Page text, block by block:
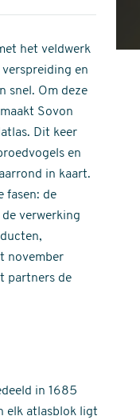
het veldwerk
en
snel. Om deze
Sovon
Dit keer
en
in kaart.
fasen: de
verwerking
november
partners de
in 1685
elk atlasblok ligt